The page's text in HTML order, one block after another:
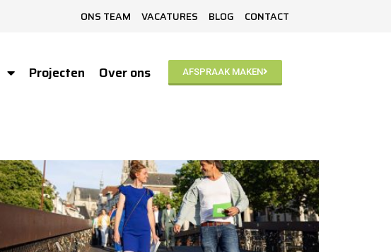
ONS TEAM VACATURES BLOG CONTACT
Projecten Over ons AFSPRAAK MAKEN